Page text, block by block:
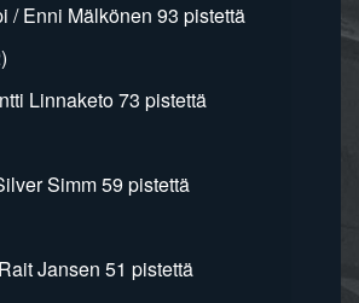
/ Enni Mälkönen 93 pistettä
Linnaketo 73 pistettä
Simm 59 pistettä
Jansen 51 pistettä